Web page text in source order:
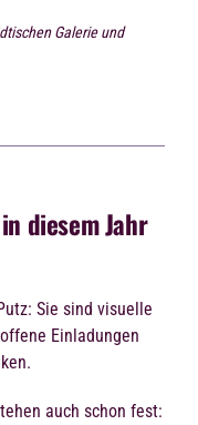
Galerie und
diesem Jahr
Sie sind visuelle
Einladungen
auch schon fest: